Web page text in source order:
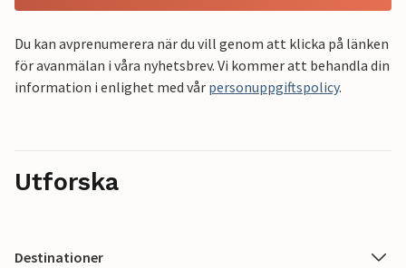
Du kan avprenumerera när du vill genom att klicka på länken
för avanmälan i våra nyhetsbrev. Vi kommer att behandla din
information i enlighet med vår personuppgiftspolicy.
Utforska
Destinationer